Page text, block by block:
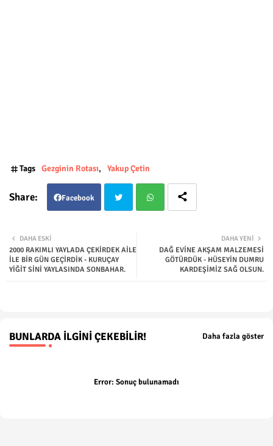
Tags Gezginin Rotası Yakup Çetin
Facebook
ter
DAHA YENI
DAĞ EVİNE AKŞAM MALZEMESİ
GÖTÜRDÜK - HÜSEYİN DUMRU
KARDEŞİMİZ SAĞ OLSUN.
DAHA ESKI
2000 RAKIMLI YAYLADA ÇEKİRDEK AİLE
İLE BİR GÜN GEÇİRDİK - KURUÇAY
YİĞİT SİNİ YAYLASINDA SONBAHAR.
BUNLARDA İLGINI ÇEKEBILIR! Daha fazla göster
Error: Sonuç bulunamadı